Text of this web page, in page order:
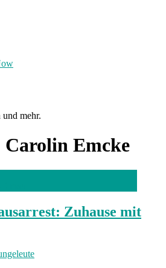
mehr.
Carolin Emcke
Zuhause mit